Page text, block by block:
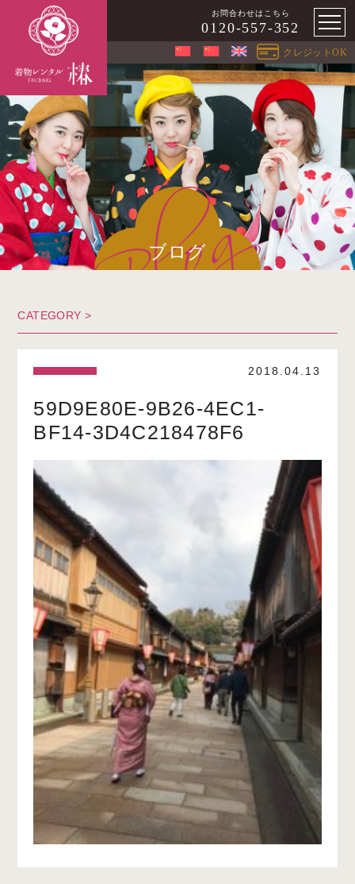
お問合わせはこちら
0120-557-352
クレジットOK
ブログ
CATEGORY >
2018.04.13
59D9E80E-9B26-4EC1-
BF14-3D4C218478F6